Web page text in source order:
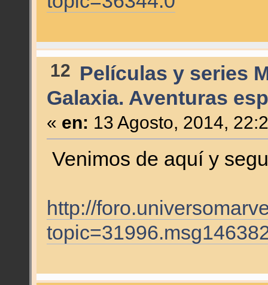
12 Películas y series
Galaxia. Aventuras
« en: 13 Agosto, 2014,
Venimos de aquí y
http://